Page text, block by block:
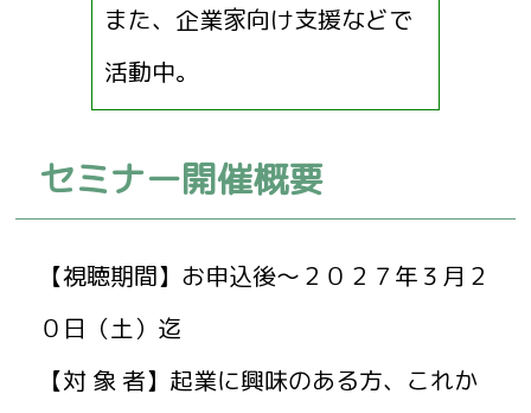
また、企業家向け支援などで
活動中。
セミナー開催概要
【視聴期間】お申込後～２０２７年３月２
０日（土）迄
【対 象 者】起業に興味のある方、これか